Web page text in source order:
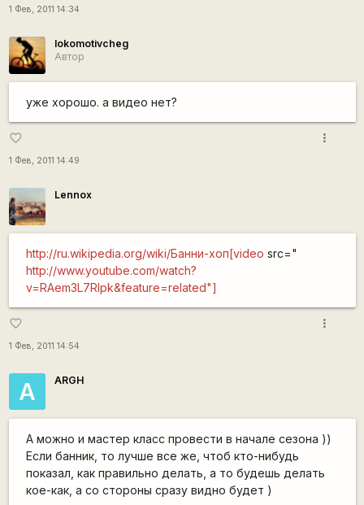
1 Фев, 2011 14:34
lokomotivcheg
Автор
уже хорошо. а видео нет?
favorite_border
1 Фев, 2011 14:49
more_vert
Lennox
http://ru.wikipedia.org/wiki/Банни-хоп[video src="
http://www.youtube.com/watch?
v=RAem3L7Rlpk&feature=related"]
favorite_border
1 Фев, 2011 14:54
more_vert
A ARGH
А можно и мастер класс провести в начале сезона ))
Если банник, то лучше все же, чтоб кто-нибудь
показал, как правильно делать, а то будешь делать
кое-как, а со стороны сразу видно будет )